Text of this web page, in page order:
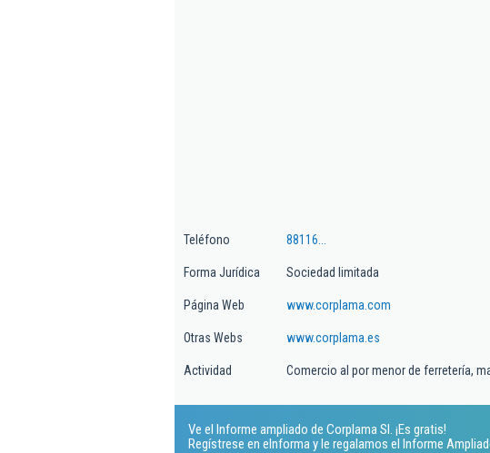
Teléfono 88116...
Forma Jurídica Sociedad limitada
Página Web www.corplama.com
Otras Webs www.corplama.es
Actividad Comercio al por menor de ferretería,
Ve el Informe ampliado de Corplama Sl. ¡Es gratis!
Regístrese en eInforma y le regalamos el Informe